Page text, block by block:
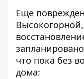
Еще
Высокогорной
что пока без
дома: